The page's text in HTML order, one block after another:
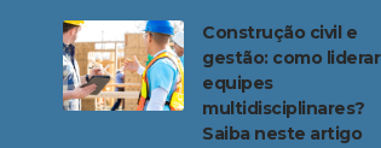
Construção civil e
gestão: como liderar
equipes
multidisciplinares?
Saiba neste artigo